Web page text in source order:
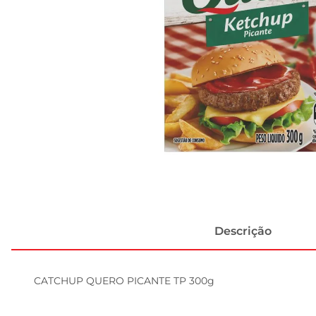
Descrição
CATCHUP QUERO PICANTE TP 300g